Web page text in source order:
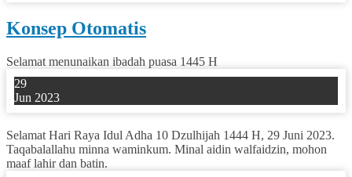
Konsep Otomatis
Selamat menunaikan ibadah puasa 1445 H
29
Jun 2023
Selamat Hari Raya Idul Adha 10 Dzulhijah 1444 H, 29 Juni 2023.
Taqabalallahu minna waminkum. Minal aidin walfaidzin, mohon
maaf lahir dan batin.